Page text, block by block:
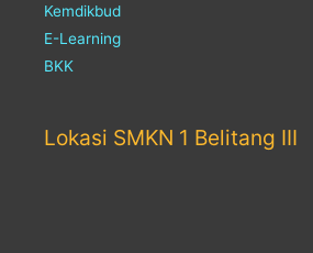
Kemdikbud
E-Learning
BKK
Lokasi SMKN 1 Belitang III